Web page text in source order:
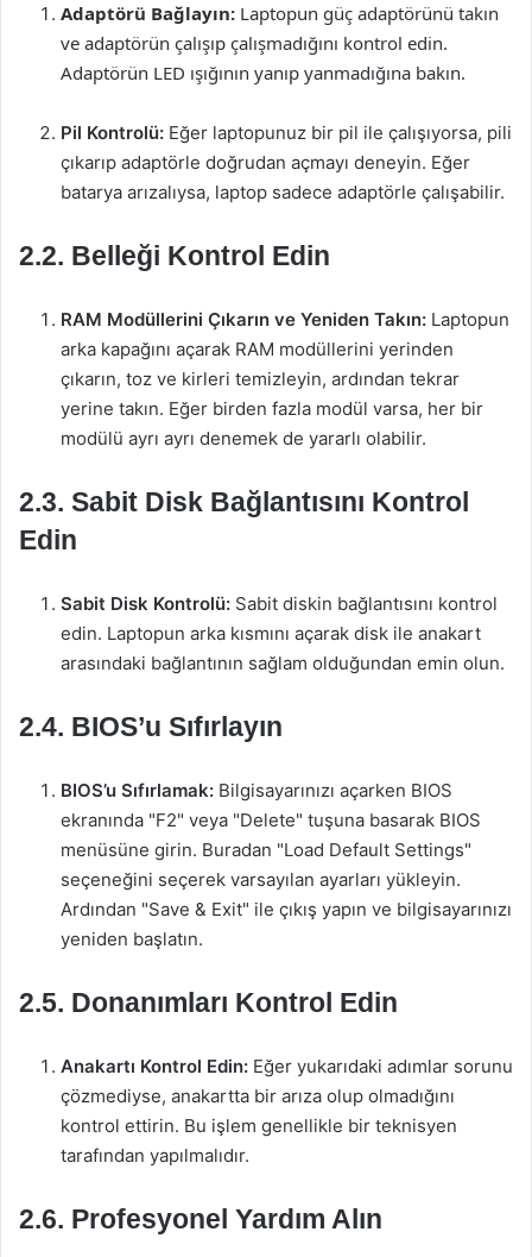
Adaptörü Bağlayın: Laptopun güç adaptörünü takın
ve adaptörün çalışıp çalışmadığını kontrol edin.
Adaptörün LED ışığının yanıp yanmadığına bakın.
Pil Kontrolü: Eğer laptopunuz bir pil ile çalışıyorsa, pili
çıkarıp adaptörle doğrudan açmayı deneyin. Eğer
batarya arızalıysa, laptop sadece adaptörle çalışabilir.
2.2. Belleği Kontrol Edin
RAM Modüllerini Çıkarın ve Yeniden Takın: Laptopun
arka kapağını açarak RAM modüllerini yerinden
çıkarın, toz ve kirleri temizleyin, ardından tekrar
yerine takın. Eğer birden fazla modül varsa, her bir
modülü ayrı ayrı denemek de yararlı olabilir.
2.3. Sabit Disk Bağlantısını Kontrol
Edin
Sabit Disk Kontrolü: Sabit diskin bağlantısını kontrol
edin. Laptopun arka kısmını açarak disk ile anakart
arasındaki bağlantının sağlam olduğundan emin olun.
2.4. BIOS’u Sıfırlayın
BIOS’u Sıfırlamak: Bilgisayarınızı açarken BIOS
ekranında "F2" veya "Delete" tuşuna basarak BIOS
menüsüne girin. Buradan "Load Default Settings"
seçeneğini seçerek varsayılan ayarları yükleyin.
Ardından "Save & Exit" ile çıkış yapın ve bilgisayarınızı
yeniden başlatın.
2.5. Donanımları Kontrol Edin
Anakartı Kontrol Edin: Eğer yukarıdaki adımlar sorunu
çözmediyse, anakartta bir arıza olup olmadığını
kontrol ettirin. Bu işlem genellikle bir teknisyen
tarafından yapılmalıdır.
2.6. Profesyonel Yardım Alın